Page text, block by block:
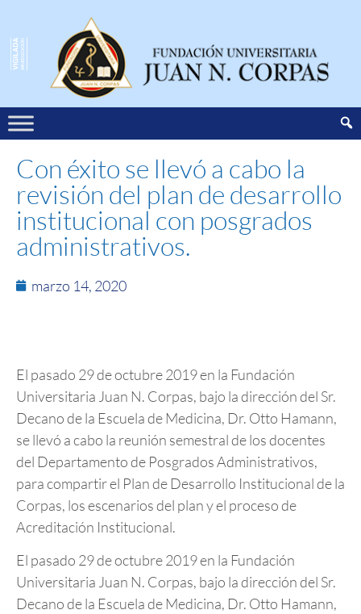
Con éxito se llevó a cabo la
revisión del plan de desarrollo
institucional con posgrados
administrativos.
marzo 14, 2020
El pasado 29 de octubre 2019 en la Fundación
Universitaria Juan N. Corpas, bajo la dirección del Sr.
Decano de la Escuela de Medicina, Dr. Otto Hamann,
se llevó a cabo la reunión semestral de los docentes
del Departamento de Posgrados Administrativos,
para compartir el Plan de Desarrollo Institucional de la
Corpas, los escenarios del plan y el proceso de
Acreditación Institucional.
El pasado 29 de octubre 2019 en la Fundación
Universitaria Juan N. Corpas, bajo la dirección del Sr.
Decano de la Escuela de Medicina, Dr. Otto Hamann,